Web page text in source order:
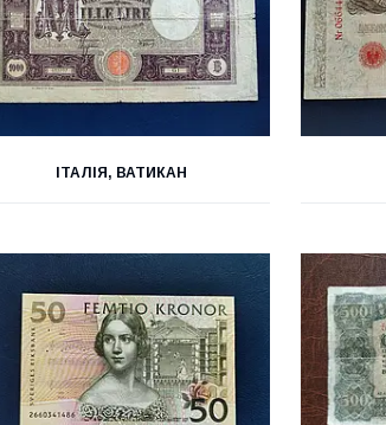
ІТАЛІЯ, ВАТИКАН